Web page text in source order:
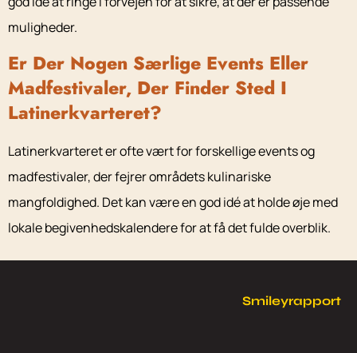
muligheder.
Er Der Nogen Særlige Events Eller
Madfestivaler, Der Finder Sted I
Latinerkvarteret?
Latinerkvarteret er ofte vært for forskellige events og
madfestivaler, der fejrer områdets kulinariske
mangfoldighed. Det kan være en god idé at holde øje med
lokale begivenhedskalendere for at få det fulde overblik.
Smileyrapport